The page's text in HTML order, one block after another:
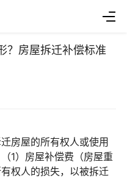
？房屋拆迁补偿标准
房屋的所有权人或使用
1）房屋补偿费（房屋重
权人的损失，以被拆迁